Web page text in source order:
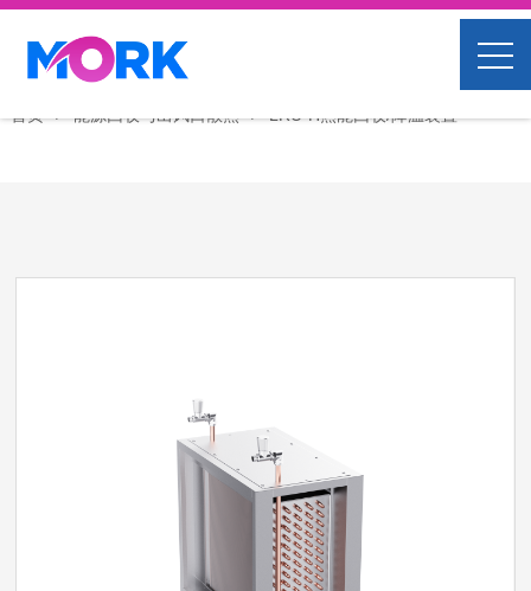
首页 能源回收与出风口散热 LRU-H热能回收/降温装置